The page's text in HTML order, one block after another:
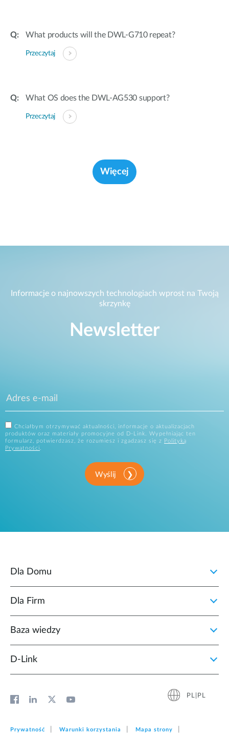
What products will the DWL-G710 repeat?
Przeczytaj
What OS does the DWL-AG530 support?
Przeczytaj
Więcej
Informacje o najnowszych technologiach wprost na Twoją
skrzynkę
Newsletter
Chciałbym otrzymywać aktualności, informacje o aktualizacjach
produktów oraz materiały promocyjne od D-Link. Wypełniając ten
formularz, potwierdzasz, że rozumiesz i zgadzasz się z
Polityką
Prywatności.
Wyślij
Dla Domu
Dla Firm
Baza wiedzy
D‑Link
PL|PL
Prywatność Warunki korzystania Mapa strony